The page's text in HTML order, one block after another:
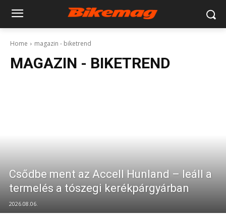
Home magazin - biketrend
MAGAZIN - BIKETREND
Csődbe ment az Accell Hunland – leáll a
termelés a tószegi kerékpárgyárban
2026.08.06.